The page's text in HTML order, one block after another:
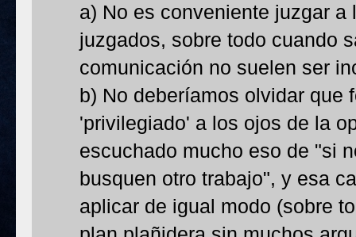
a) No es conveniente juzgar
juzgados, sobre todo cuando
comunicación no suelen ser
b) No deberíamos olvidar que
'privilegiado' a los ojos de la
escuchado mucho eso de "si
busquen otro trabajo", y esa
aplicar de igual modo (sobre